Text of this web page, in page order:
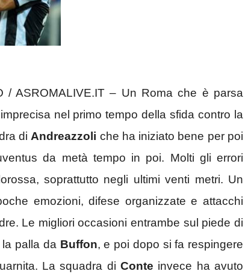
/ ASROMALIVE.IT – Un Roma che è parsa
nel primo tempo della sfida contro la
di Andreazzoli che ha iniziato bene per poi
da metà tempo in poi. Molti gli errori
soprattutto negli ultimi venti metri. Un
emozioni, difese organizzate e attacchi
Le migliori occasioni entrambe sul piede di
palla da Buffon, e poi dopo si fa respingere
La squadra diConte invece ha avuto